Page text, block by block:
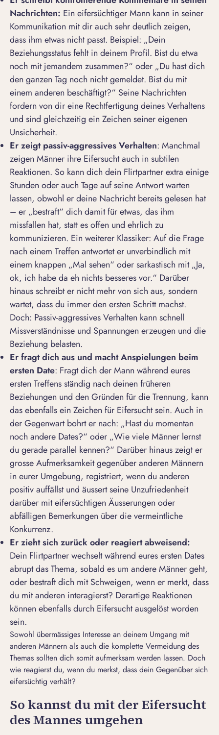
Nachrichten: Ein eifersüchtiger Mann kann in seiner
Kommunikation mit dir auch sehr deutlich zeigen,
dass ihm etwas nicht passt. Beispiel: „Dein
Beziehungsstatusfehlt in deinem Profil. Bist du etwa
noch mit jemandem zusammen?“ oder „Du hast dich
den ganzen Tag noch nicht gemeldet. Bist du mit
einem anderen beschäftigt?“ Seine Nachrichten
fordern von dir eine Rechtfertigung deines Verhaltens
und sind gleichzeitig ein Zeichen seiner eigenen
Unsicherheit.
Er zeigt passiv-aggressives Verhalten: Manchmal
zeigen Männer ihre Eifersucht auch in subtilen
Reaktionen. So kann dich dein Flirtpartner extra einige
Stunden oder auch Tage auf seine Antwort warten
lassen, obwohl er deine Nachricht bereits gelesen hat
– er „bestraft“ dich damit für etwas, das ihm
missfallen hat, statt es offen und ehrlich zu
kommunizieren. Ein weiterer Klassiker: Auf die Frage
nach einem Treffen antwortet er unverbindlich mit
einem knappen „Mal sehen“ oder sarkastisch mit „Ja,
ok, ich habe da eh nichts besseres vor.“ Darüber
hinaus schreibt er nicht mehr von sich aus, sondern
wartet, dass du immer den ersten Schritt machst.
Doch: Passiv-aggressives Verhalten kann schnell
Missverständnisse und Spannungen erzeugen und die
Beziehung belasten.
Er fragt dich aus und macht Anspielungen beim
ersten Date: Fragt dich der Mann während eures
ersten Treffens ständig nach deinen früheren
Beziehungen und den Gründen für die Trennung, kann
das ebenfalls ein Zeichen für Eifersucht sein. Auch in
der Gegenwart bohrt er nach: „Hast du momentan
noch andere Dates?“ oder „Wie viele Männer lernst
du gerade parallel kennen?“ Darüber hinaus zeigt er
grosse Aufmerksamkeit gegenüber anderen Männern
in eurer Umgebung, registriert, wenn du anderen
positiv auffällst und äussert seine Unzufriedenheit
darüber mit eifersüchtigen Äusserungen oder
abfälligen Bemerkungen über die vermeintliche
Konkurrenz.
Er zieht sich zurückoder reagiert abweisend:
Dein Flirtpartner wechselt während eures ersten Dates
abrupt das Thema, sobald es um andere Männer geht,
oder bestraft dich mit Schweigen, wenn er merkt, dass
du mit anderen interagierst? Derartige Reaktionen
können ebenfalls durch Eifersucht ausgelöst worden
sein.
Sowohl übermässiges Interesse an deinem Umgang mit
anderen Männern als auch die komplette Vermeidung des
Themas sollten dich somit aufmerksam werden lassen. Doch
wie reagierst du, wenn du merkst, dass dein Gegenüber sich
eifersüchtig verhält?
So kannst du mit der Eifersucht
des Mannes umgehen